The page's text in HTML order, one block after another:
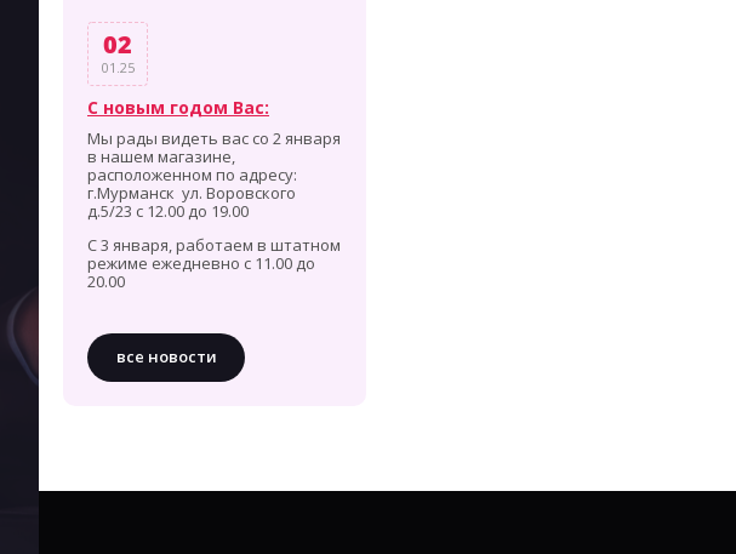
02
01.25
С новым годом Вас:
Мы рады видеть вас со 2 января
в нашем магазине,
расположенном по адресу:
г.Мурманск ул. Воровского
д.5/23 с 12.00 до 19.00
С 3 января, работаем в штатном
режиме ежедневно с 11.00 до
20.00
все новости